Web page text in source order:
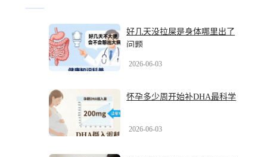
好几天没拉屎是身体哪里出了
问题
2026-06-03
怀孕多少周开始补DHA最科学
2026-06-03